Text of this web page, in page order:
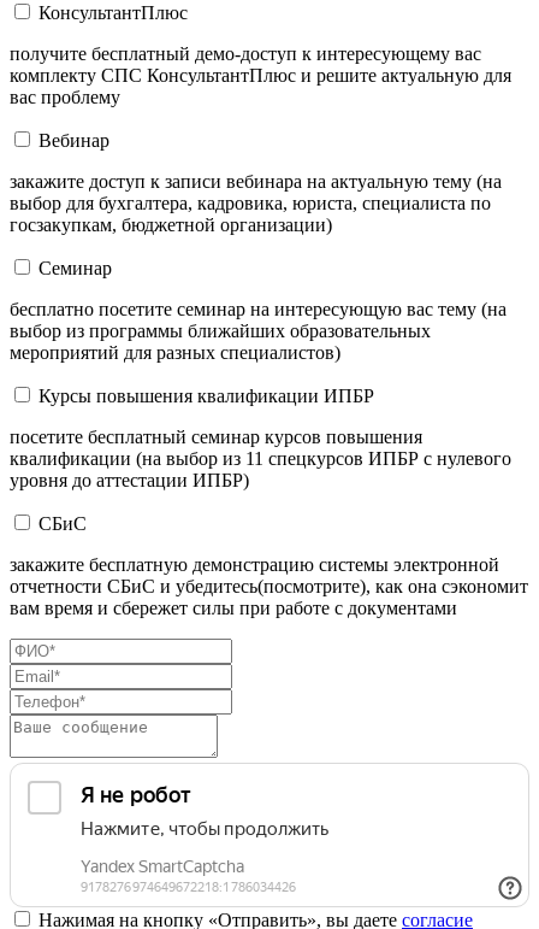
КонсультантПлюс
получите бесплатный демо-доступ к интересующему вас
комплекту СПС КонсультантПлюс и решите актуальную для
вас проблему
Вебинар
закажите доступ к записи вебинара на актуальную тему (на
выбор для бухгалтера, кадровика, юриста, специалиста по
госзакупкам, бюджетной организации)
Семинар
бесплатно посетите семинар на интересующую вас тему (на
выбор из программы ближайших образовательных
мероприятий для разных специалистов)
Курсы повышения квалификации ИПБР
посетите бесплатный семинар курсов повышения
квалификации (на выбор из 11 спецкурсов ИПБР с нулевого
уровня до аттестации ИПБР)
СБиС
закажите бесплатную демонстрацию системы электронной
отчетности СБиС и убедитесь(посмотрите), как она сэкономит
вам время и сбережет силы при работе с документами
Нажимая на кнопку «Отправить», вы даете согласие